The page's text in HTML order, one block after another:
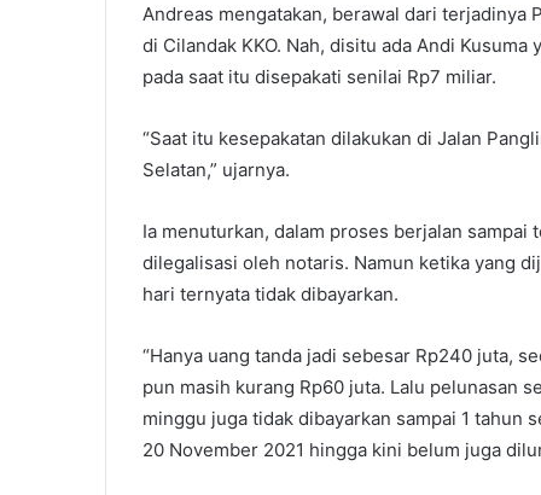
Andreas mengatakan, berawal dari terjadinya
di Cilandak KKO. Nah, disitu ada Andi
pada saat itu disepakati senilai Rp7 miliar.
“Saat itu kesepakatan dilakukan di Jalan
Selatan,” ujarnya.
Ia menuturkan, dalam proses berjalan sampai
dilegalisasi oleh notaris. Namun ketika yang
hari ternyata tidak dibayarkan.
“Hanya uang tanda jadi sebesar Rp240 juta,
pun masih kurang Rp60 juta. Lalu pelunasan
minggu juga tidak dibayarkan sampai 1 tahun
20 November 2021 hingga kini belum juga